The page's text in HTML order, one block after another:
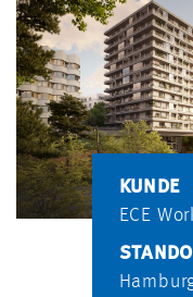
KUNDE
ECE